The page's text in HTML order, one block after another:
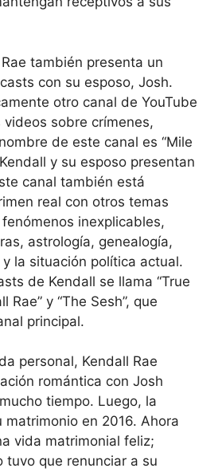
también presenta un
con su esposo, Josh.
otro canal de YouTube
sobre crímenes,
de este canal es “Mile
y su esposo presentan
canal también está
real con otros temas
inexplicables,
astrología, genealogía,
la situación política actual.
de Kendall se llama “True
Rae” y “The Sesh”, que
principal.
personal, Kendall Rae
romántica con Josh
tiempo. Luego, la
matrimonio en 2016. Ahora
vida matrimonial feliz;
tuvo que renunciar a su